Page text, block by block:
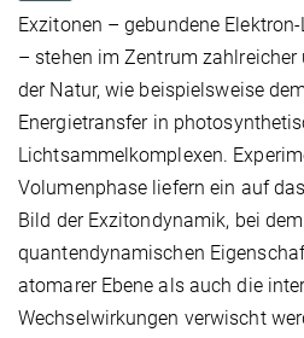
Exzitonen – gebundene
– stehen im Zentrum
der Natur, wie beispielsweise
Energietransfer in
Lichtsammelkomplexen.
Volumenphase liefern ein auf
Bild der Exzitondynamik, bei
quantendynamischen
atomarer Ebene als auch die
Wechselwirkungen verwischt